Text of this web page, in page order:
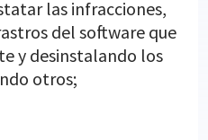
las infracciones,
del software que
y desinstalando los
otros;